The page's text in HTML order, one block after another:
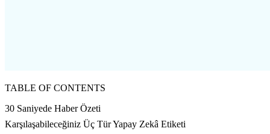
TABLE OF CONTENTS
30 Saniyede Haber Özeti
Karşılaşabileceğiniz Üç Tür Yapay Zekâ Etiketi